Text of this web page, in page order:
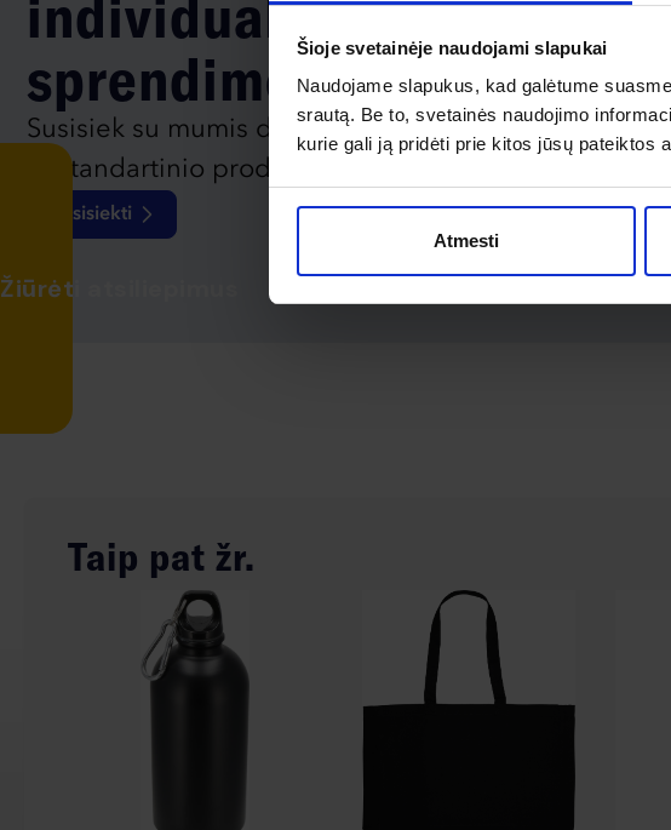
Šioje svetainėje naudojami slapukai
Naudojame slapukus, kad galėtume
srautą. Be to, svetainės naudojimo
kurie gali ją pridėti prie kitos jūsų pateiktos
Atmesti
Žiūrėti atsiliepimus
individualaus
sprendimo?
Susisiek su mumis dėl
nestandartinio produkto aptarimo.
Susisiekti
Taip pat žr.